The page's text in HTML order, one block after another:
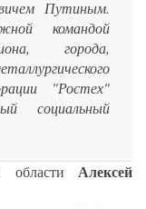
Путиным.
командой
города,
"Ростех"
социальный
области Алексей